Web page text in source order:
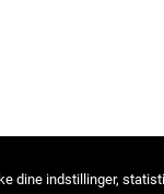
dine indstillinger,